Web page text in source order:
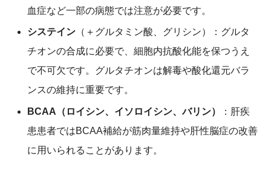
血症など一部の病態では注意が必要です。
システイン （＋グルタミン酸、グリシン）：グルタ
チオンの合成に必要で、細胞内抗酸化能を保つうえ
で不可欠です。グルタチオンは解毒や酸化還元バラ
ンスの維持に重要です。
BCAA（ロイシン、イソロイシン、バリン）
：肝疾
患患者ではBCAA補給が筋肉量維持や肝性脳症の改善
に用いられることがあります。